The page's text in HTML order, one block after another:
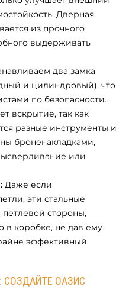
Дверная
из прочного
выдерживать
два замка
и цилиндровый), что
по безопасности.
вскрытие, так как
разные инструменты и
броненакладками,
или
Даже если
эти стальные
стороны,
в коробке, не дав ему
эффективный
СОЗДАЙТЕ ОАЗИС